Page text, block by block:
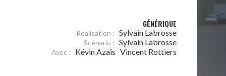
GÉNÉRIQUE
Réalisation : Sylvain Labrosse
Scénario : Sylvain Labrosse
Avec : Kévin Azaïs Vincent Rottiers